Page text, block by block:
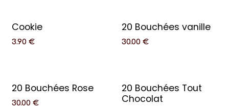
Cookie
3.90 €
20 Bouchées vanille
30.00€
20 Bouchées Rose
30.00 €
20 Bouchées Tout
Chocolat